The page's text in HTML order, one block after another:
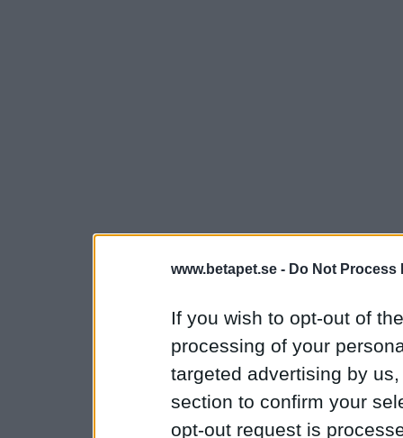
www.betapet.se - Do Not Process
If you wish to opt-out of
processing of your
targeted advertising by
section to confirm your
opt-out request is